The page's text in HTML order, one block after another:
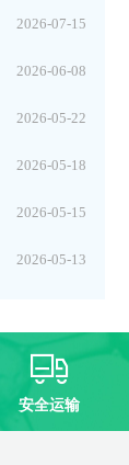
2026-07-15
2026-06-08
2026-05-22
2026-05-18
2026-05-15
2026-05-13
安全运输